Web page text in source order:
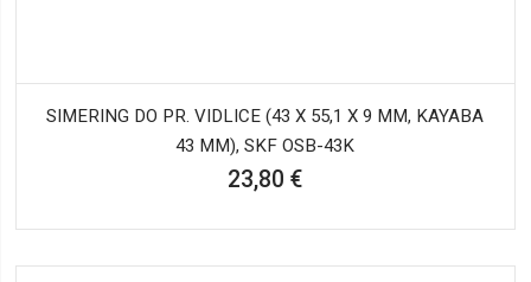
SIMERING DO PR. VIDLICE (43 X 55,1 X 9 MM, KAYABA
43 MM), SKF OSB-43K
23,80 €